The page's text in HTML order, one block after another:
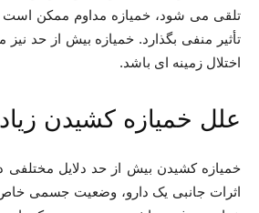
تلقی می شود، خمیازه مداوم ممکن است
تأثیر منفی بگذارد. خمیازه بیش از حد نیز
اختلال زمینه ای باشد.
علل خمیازه کشیدن
خمیازه کشیدن بیش از حد دلایل مختلفی
اثرات جانبی یک دارو، وضعیت جسمی